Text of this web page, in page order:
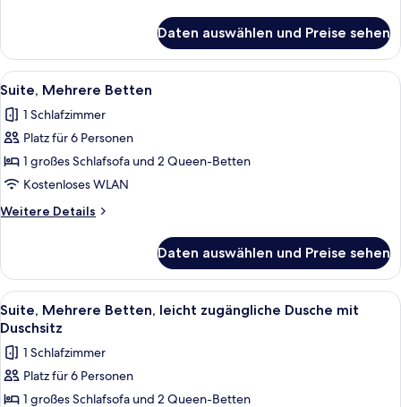
hörgeschädigte
Menschen
(Transfer
Shower)
anzeigen
1 King-
Bett
und
Ausstattung
für
Menschen
(Transfer
Daten auswählen und Preise sehen
Alle
Fotos
für
Suite,
Mehrere
Betten
anzeigen
Ein Hotelzimmer mit zwei Betten,
3
Suite, Mehrere Betten
1 Schlafzimmer
Platz für 6 Personen
1 großes Schlafsofa und 2 Queen-Betten
Kostenloses WLAN
Weitere Details
Weitere
Mehrere
Betten
Daten auswählen und Preise sehen
Alle
Fotos
für
Suite,
Mehrere
Ein Hotelzimmer mit zwei Betten,
3
Suite, Mehrere Betten, leicht zugängliche Dusche mit
Duschsitz
1 Schlafzimmer
Platz für 6 Personen
1 großes Schlafsofa und 2 Queen-Betten